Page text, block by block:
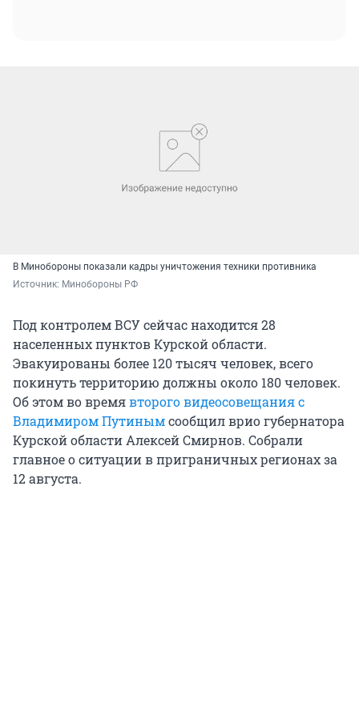
В Минобороны показали кадры уничтожения техники противника
Источник: Минобороны РФ
Под контролем ВСУ сейчас находится 28
населенных пунктов Курской области.
Эвакуированы более 120 тысяч человек, всего
покинуть территорию должны около 180 человек.
Об этом во времявторого видеосовещания с
Владимиром Путинымсообщил врио губернатора
Курской области Алексей Смирнов. Собрали
главное о ситуации в приграничных регионах за
12 августа.